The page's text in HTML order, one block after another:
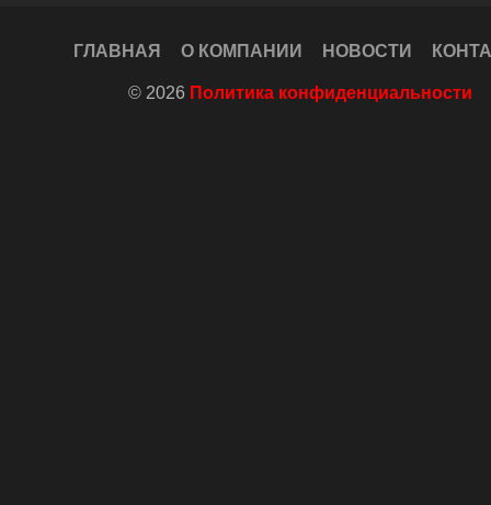
ГЛАВНАЯ О КОМПАНИИ НОВОСТИ
© 2026 Политика конфиденциальности